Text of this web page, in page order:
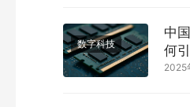
数字科技
中
何
戒
2025